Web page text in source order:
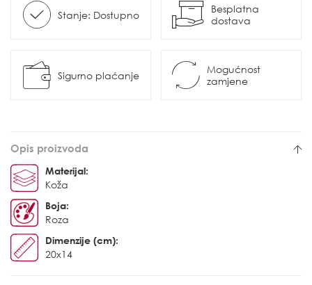
Stanje: Dostupno
Besplatna
dostava
Sigurno plaćanje
Mogućnost
zamjene
Opis proizvoda
Materijal:
Koža
Boja:
Roza
Dimenzije (cm):
20x14